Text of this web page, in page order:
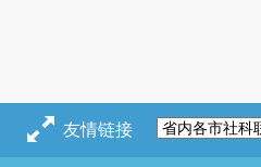
友情链接